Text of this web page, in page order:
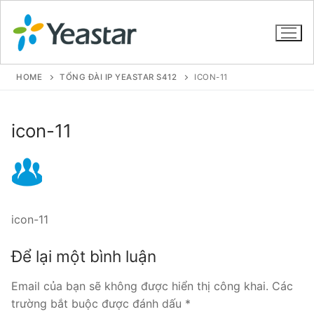
GIỚI THIỆU
SẢN PHẨM
VOIP PBX FOR SME
Tổng đài VoIP Yeastar S412
Tổng đài VoIP Yeastar S20
Tổng đài VoIP Yeastar S100
HOME TỔNG ĐÀI IP YEASTAR S412 ICON-11
icon-11
icon-11
Để lại một bình luận
Email của bạn sẽ không được hiển thị công khai. Các
trường bắt buộc được đánh dấu *